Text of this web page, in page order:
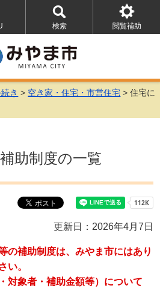
を
開
く
検索
を
開
く
閲覧補助
を
き > 空き家・住宅・市営住宅 > 住宅に
助制度の一覧
更新日：2026年4月7日
の補助制度は、みやま市にはあり
い。
対象者・補助金額等）について